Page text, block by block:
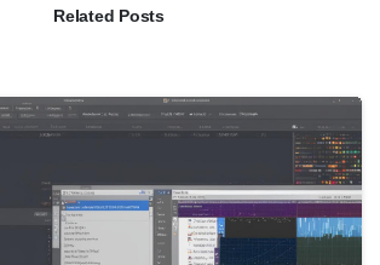
Related Posts